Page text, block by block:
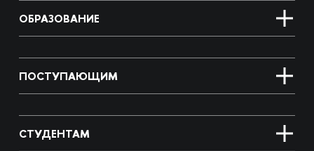
ОБРАЗОВАНИЕ
ПОСТУПАЮЩИМ
СТУДЕНТАМ